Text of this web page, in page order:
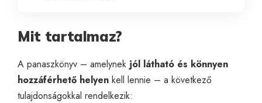
Mit tartalmaz?
A panaszkönyv – amelynek jól látható és könnyen
hozzáférhető helyen kell lennie – a következő
tulajdonságokkal rendelkezik: